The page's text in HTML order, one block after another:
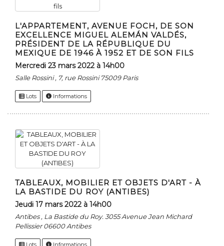
L'APPARTEMENT, AVENUE FOCH, DE SON
EXCELLENCE MIGUEL ALEMÁN VALDÉS,
PRÉSIDENT DE LA RÉPUBLIQUE DU
MEXIQUE DE 1946 À 1952 ET DE SON FILS
mercredi 23 mars 2022 à 14h00
Salle Rossini , 7, rue Rossini 75009 Paris
Lots Informations
TABLEAUX, MOBILIER ET OBJETS D'ART - À
LA BASTIDE DU ROY (ANTIBES)
jeudi 17 mars 2022 à 14h00
Antibes , La Bastide du Roy. 3055 Avenue Jean Michard
Pellissier 06600 Antibes